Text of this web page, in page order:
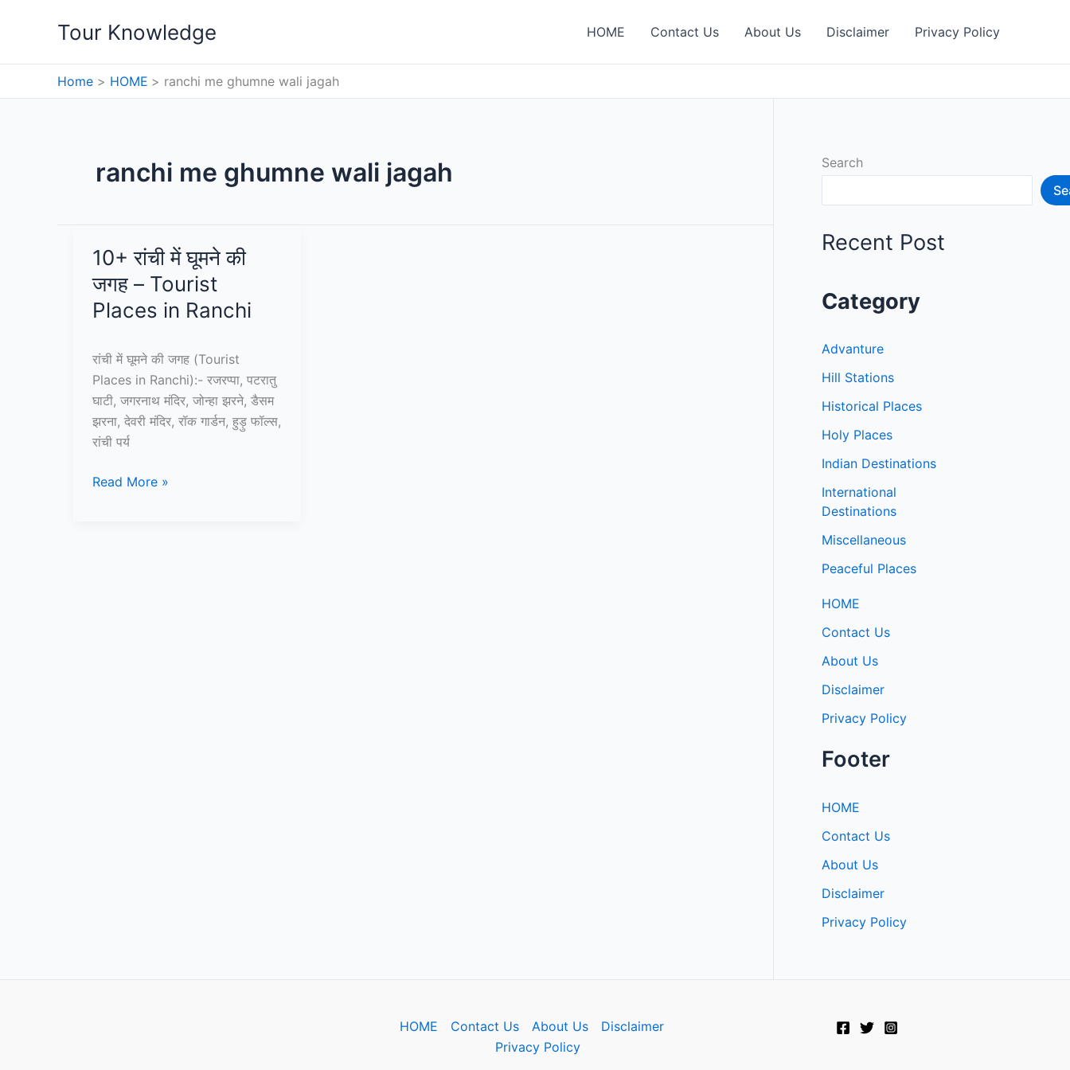
Tour Knowledge HOME Contact Us About Us Disclaimer Privacy Policy
Home HOME ranchi me ghumne wali jagah
ranchi me ghumne wali jagah
10+ रांची में घूमने की
जगह – Tourist
Places in Ranchi
रांची में घूमने की जगह (Tourist
Places in Ranchi):- रजरप्पा, पटरातु
घाटी, जगरनाथ मंदिर, जोन्हा झरने, डैसम
झरना, देवरी मंदिर, रॉक गार्डन, हुड़ु फॉल्स,
रांची पर्य
10+
Read More »
Search
Recent Post
Category
Advanture
Hill Stations
Historical Places
Holy Places
Indian Destinations
International
Destinations
Miscellaneous
Peaceful Places
HOME
Contact Us
About Us
Disclaimer
Privacy Policy
Footer
HOME
Contact Us
About Us
Disclaimer
Privacy Policy
HOME Contact Us About Us
Disclaimer
Privacy Policy